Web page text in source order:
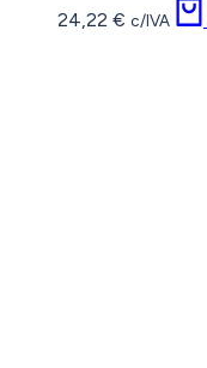
24,22 € c/IVA